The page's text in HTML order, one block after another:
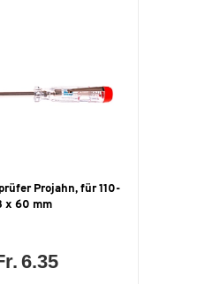
Projahn, für 110-
x 60 mm
6.35